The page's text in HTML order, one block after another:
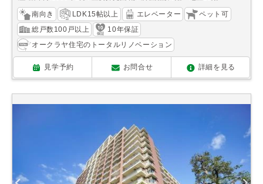
南向き LDK15帖以上 エレベーター
ペット可
総戸数100戸以上
10年保証
オークラヤ住宅のトータルリノベーション
見学予約 お問合せ 詳細を見る